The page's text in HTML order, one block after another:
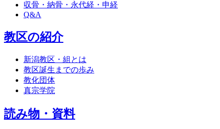
収骨・納骨・永代経・申経
Q&A
教区の紹介
新潟教区・組とは
教区誕生までの歩み
教化団体
真宗学院
読み物・資料